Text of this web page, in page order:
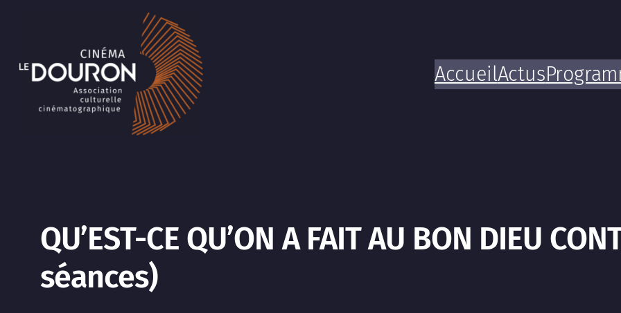
AccueilActus
QU’EST-CE QU’ON A FAIT AU BON DIEU
séances)